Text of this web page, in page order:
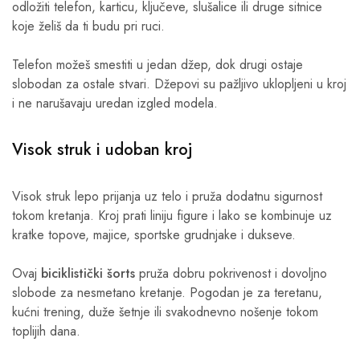
odložiti telefon, karticu, ključeve, slušalice ili druge sitnice
koje želiš da ti budu pri ruci.
Telefon možeš smestiti u jedan džep, dok drugi ostaje
slobodan za ostale stvari. Džepovi su pažljivo uklopljeni u kroj
i ne narušavaju uredan izgled modela.
Visok struk i udoban kroj
Visok struk lepo prijanja uz telo i pruža dodatnu sigurnost
tokom kretanja. Kroj prati liniju figure i lako se kombinuje uz
kratke topove, majice, sportske grudnjake i dukseve.
Ovaj biciklistički šorts pruža dobru pokrivenost i dovoljno
slobode za nesmetano kretanje. Pogodan je za teretanu,
kućni trening, duže šetnje ili svakodnevno nošenje tokom
toplijih dana.